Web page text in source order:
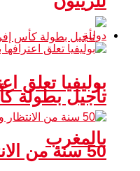
تأجيل بطولة
بالمغرب
دولية
بوليفيا تعلق
50 سنة من الانتظار وما بعد